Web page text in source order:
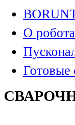
О
Готовые